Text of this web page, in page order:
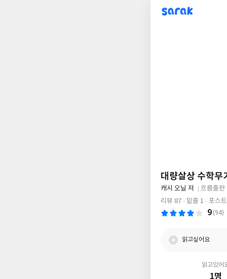
sarak
대량살상 수학무
글
쓴
캐시 오닐 저
출
판
사
흐름출판
리뷰 87 밑줄 1 포스
9 (94)
읽고싶어요
읽고있어
1명